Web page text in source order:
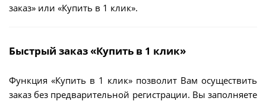
заказ» или «Купить в 1 клик».
Быстрый заказ «Купить в 1 клик»
Функция «Купить в 1 клик» позволит Вам осуществить
заказ без предварительной регистрации. Вы заполняете